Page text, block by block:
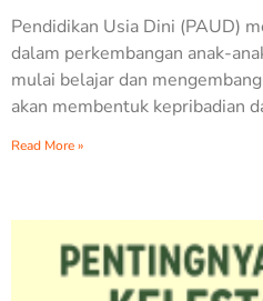
Pendidikan Usia Dini (PAUD)
dalam perkembangan anak-
mulai belajar dan
akan membentuk kepribadian
Read More »